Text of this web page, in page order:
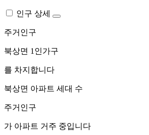
인구 상세
주거인구
북상면 1인가구
를 차지합니다
북상면 아파트 세대 수
주거인구
가 아파트 거주 중입니다